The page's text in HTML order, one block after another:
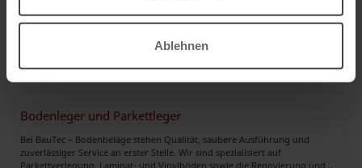
Ablehnen
Sehr geehrte Damen und Herren, wir sind ein SHK-Meisterbetrieb und
suchen neue Aufträge im Bereich Renovierung und Sanierung von
Premium-Gesuchin 12347, Berlin 17.07.2026
Bodenleger und Parkettleger
Bei BauTec – Bodenbeläge stehen Qualität, saubere Ausführung und
zuverlässiger Service an erster Stelle. Wir sind spezialisiert auf
Parkettverlegung, Laminat- und Vinylböden sowie die Renovierung und ..